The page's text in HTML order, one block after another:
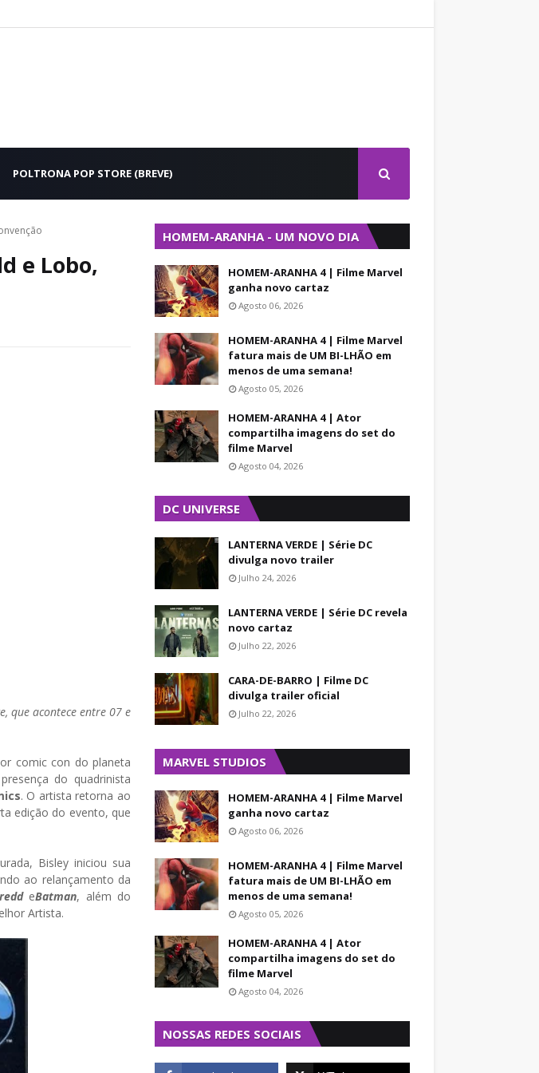
POLTRONA POP STORE (BREVE)
e Lobo,
que acontece entre 07 e
comic con do planeta
do quadrinista
. O artista retorna ao
edição do evento, que
Bisley iniciou sua
ao relançamento da
eBatman, além do
Artista.
HOMEM-ARANHA - UM NOVO DIA
HOMEM-ARANHA 4 | Filme Marvel
ganha novo cartaz
Agosto 06, 2026
HOMEM-ARANHA 4 | Filme Marvel
fatura mais de UM BI-LHÃO em
menos de uma semana!
Agosto 05, 2026
HOMEM-ARANHA 4 | Ator
compartilha imagens do set do
filme Marvel
Agosto 04, 2026
DC UNIVERSE
LANTERNA VERDE | Série DC
divulga novo trailer
Julho 24, 2026
LANTERNA VERDE | Série DC revela
novo cartaz
Julho 22, 2026
CARA-DE-BARRO | Filme DC
divulga trailer oficial
Julho 22, 2026
MARVEL STUDIOS
HOMEM-ARANHA 4 | Filme Marvel
ganha novo cartaz
Agosto 06, 2026
HOMEM-ARANHA 4 | Filme Marvel
fatura mais de UM BI-LHÃO em
menos de uma semana!
Agosto 05, 2026
HOMEM-ARANHA 4 | Ator
compartilha imagens do set do
filme Marvel
Agosto 04, 2026
NOSSAS REDES SOCIAIS